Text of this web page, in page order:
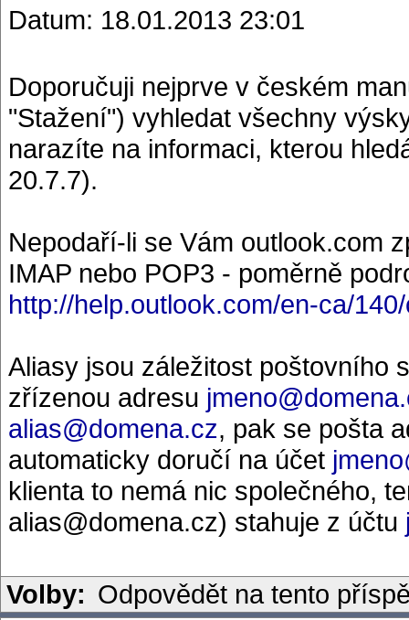
Datum: 18.01.2013 23:01
Doporučuji nejprve v českém
"Stažení") vyhledat všechny
narazíte na informaci, kterou
20.7.7).
Nepodaří-li se Vám outlook.com
IMAP nebo POP3 - poměrně
http://help.outlook.com/en-ca/
Aliasy jsou záležitost poštovního
zřízenou adresu
alias@domena.cz, pak se pošta
automaticky doručí na účet
klienta to nemá nic společného,
alias@domena.cz) stahuje z účtu
Volby: Odpovědět na tento